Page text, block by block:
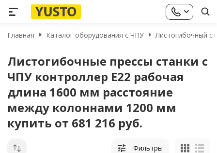
Главная Каталог оборудования с ЧПУ Листогибочный
Листогибочные прессы станки с
ЧПУ контроллер E22 рабочая
длина 1600 мм расстояние
между колоннами 1200 мм
купить от 681 216 руб.
Фильтры